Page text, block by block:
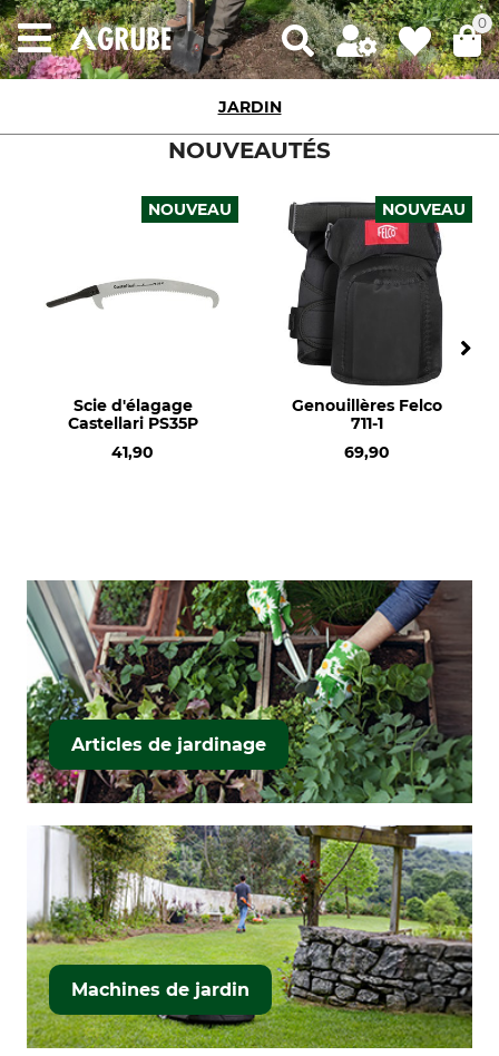
0
JARDIN
NOUVEAUTÉS
NOUVEAU
Scie d'élagage
Castellari PS35P
41,90
NOUVEAU
Genouillères Felco
711-1
69,90
Articles de jardinage
Machines de jardin